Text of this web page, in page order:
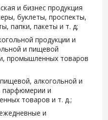
и бизнес продукция
буклеты, проспекты,
папки, пакеты и т. д;
продукции и
и пищевой
промышленных товаров
алкогольной и
парфюмерии и
товаров и т. д.;
и